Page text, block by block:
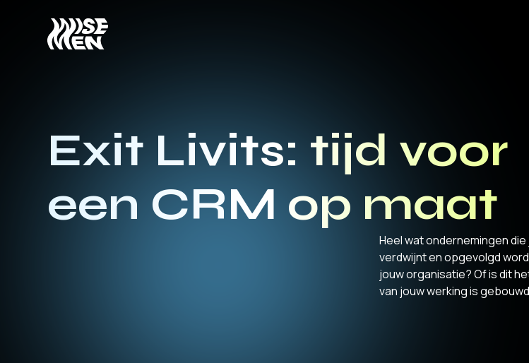
Exit Livits: tijd voor
een CRM op maat
Heel wat ondernemingen
verdwijnt en opgevolgd
jouw organisatie? Of is dit
van jouw werking is